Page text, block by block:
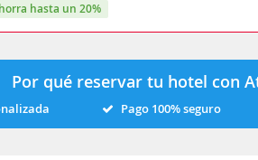
ahorra hasta un 20%
Por qué reservar tu hotel con
Pago 100% seguro